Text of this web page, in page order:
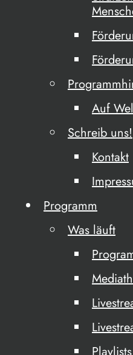
Auf
Schreib uns!
Kontakt
Programm
Was läuft